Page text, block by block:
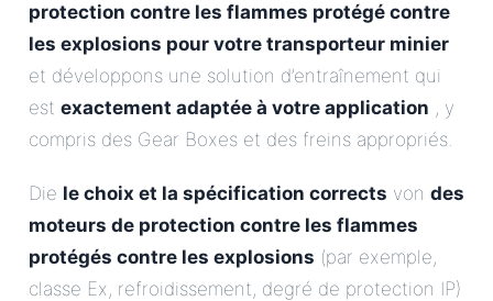
protection contre les flammes protégé contre
les explosions pour votre transporteur minier
et développons une solution d’entraînement qui
est exactement adaptée à votre application , y
compris des Gear Boxes et des freins appropriés.
Die le choix et la spécification corrects von des
moteurs de protection contre les flammes
protégés contre les explosions (par exemple,
classe Ex, refroidissement, degré de protection IP)